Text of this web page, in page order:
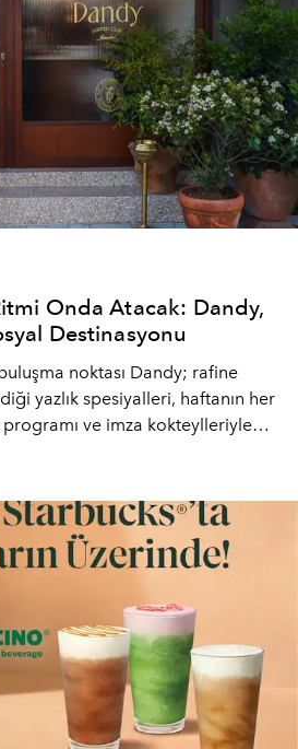
farklı bir deneyim sunuyor.
Onda Atacak: Dandy,
Destinasyonu
noktası Dandy; rafine
yazlık spesiyalleri, haftanın her
programı ve imza kokteylleriyle
mekan; gurme lezzetleri, iyi
özel puro alanını tek bir çatı